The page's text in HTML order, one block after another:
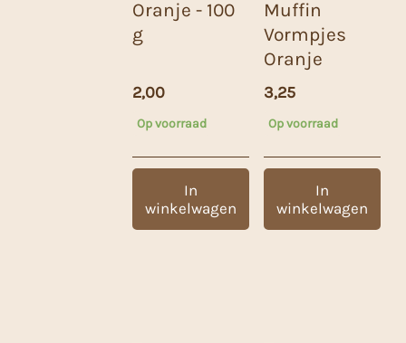
Oranje - 100
g
2,00
Op voorraad
In
winkelwagen
Muffin
Vormpjes
Oranje
3,25
Op voorraad
In
winkelwagen